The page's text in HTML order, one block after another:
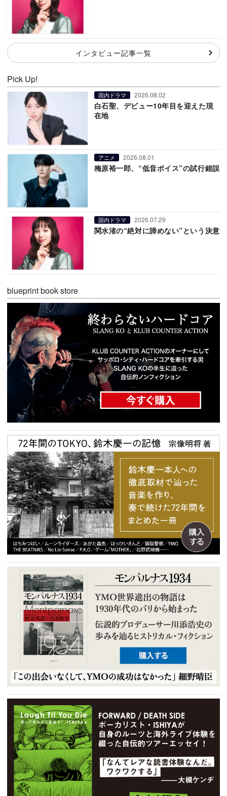
インタビュー記事一覧
Pick Up!
国内ドラマ 2026.08.02
白石聖、デビュー10年目を迎えた現
在地
アニメ 2026.08.01
梅原裕一郎、“低音ボイス”の試行錯誤
国内ドラマ 2026.07.29
関水渚の“絶対に諦めない”という決意
blueprint book store